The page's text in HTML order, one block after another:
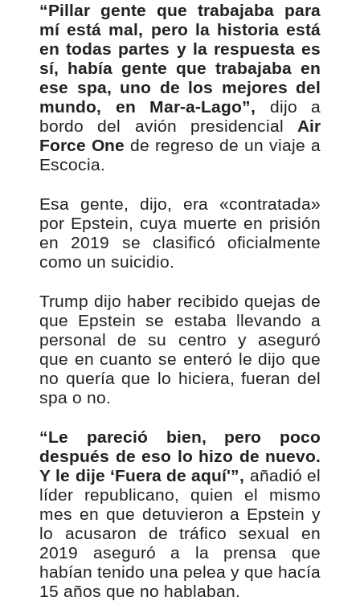
“Pillar gente que trabajaba para
mí está mal, pero la historia está
en todas partes y la respuesta es
sí, había gente que trabajaba en
ese spa, uno de los mejores del
mundo, en Mar-a-Lago”, dijo a
bordo del avión presidencial Air
Force One de regreso de un viaje a
Escocia.
Esa gente, dijo, era «contratada»
por Epstein, cuya muerte en prisión
en 2019 se clasificó oficialmente
como un suicidio.
Trump dijo haber recibido quejas de
que Epstein se estaba llevando a
personal de su centro y aseguró
que en cuanto se enteró le dijo que
no quería que lo hiciera, fueran del
spa o no.
“Le pareció bien, pero poco
después de eso lo hizo de nuevo.
Y le dije ‘Fuera de aquí'”, añadió el
líder republicano, quien el mismo
mes en que detuvieron a Epstein y
lo acusaron de tráfico sexual en
2019 aseguró a la prensa que
habían tenido una pelea y que hacía
15 años que no hablaban.